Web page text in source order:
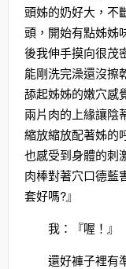
頭姊的奶好大，不
頭，開始有點姊姊
後我伸手摸向很茂
能剛洗完澡還沒擦
舔起姊姊的嫩穴感
兩片肉的上緣讓陰
縮放縮放配著姊的
也感受到身體的刺
肉棒對著穴口德藍
套好嗎?』
我：『喔！』
還好褲子裡有